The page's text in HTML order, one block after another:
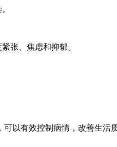
张、焦虑和抑郁。
以有效控制病情，改善生活质